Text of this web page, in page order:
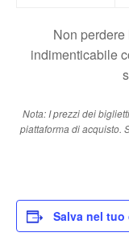
Non perdere
indimenticabile
Nota: I prezzi dei
piattaforma di acquisto.
Salva nel tuo